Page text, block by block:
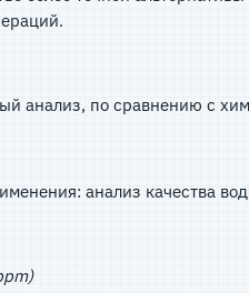
анализ, по сравнению с
анализ качества